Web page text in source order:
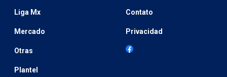
Liga Mx
Mercado
Otras
Plantel
Contato
Privacidad